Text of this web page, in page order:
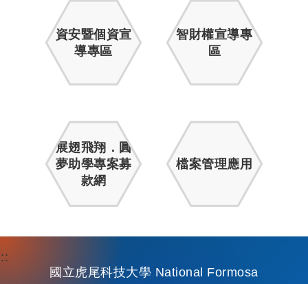
資安暨個資宣
導專區
智財權宣導專
區
展翅飛翔．圓
夢助學專案募
款網
檔案管理應用
國立虎尾科技大學 National Formosa